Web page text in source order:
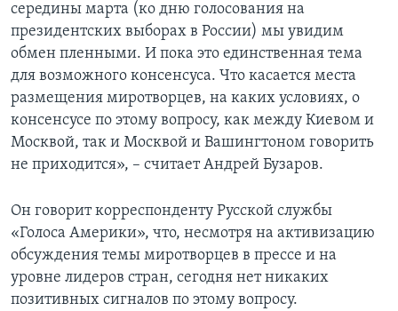
середины марта (ко дню голосования на
президентских выборах в России) мы увидим
обмен пленными. И пока это единственная тема
для возможного консенсуса. Что касается места
размещения миротворцев, на каких условиях, о
консенсусе по этому вопросу, как между Киевом и
Москвой, так и Москвой и Вашингтоном говорить
не приходится», – считает Андрей Бузаров.
Он говорит корреспонденту Русской службы
«Голоса Америки», что, несмотря на активизацию
обсуждения темы миротворцев в прессе и на
уровне лидеров стран, сегодня нет никаких
позитивных сигналов по этому вопросу.